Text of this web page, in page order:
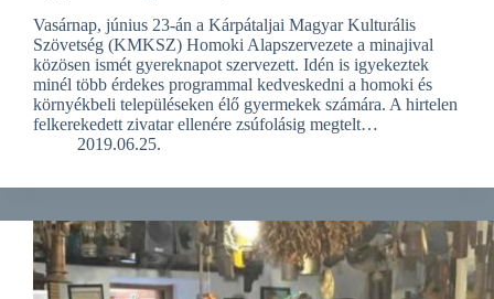
Vasárnap, június 23-án a Kárpátaljai Magyar Kulturális
Szövetség (KMKSZ) Homoki Alapszervezete a minajival
közösen ismét gyereknapot szervezett. Idén is igyekeztek
minél több érdekes programmal kedveskedni a homoki és
környékbeli településeken élő gyermekek számára. A hirtelen
felkerekedett zivatar ellenére zsúfolásig megtelt…
2019.06.25.